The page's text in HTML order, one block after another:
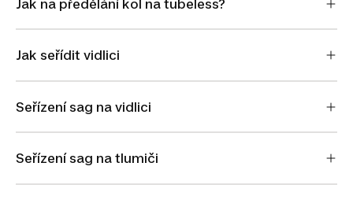
Jak na předělání kol na tubeless?
Jak seřídit vidlici
Seřízení sag na vidlici
Seřízení sag na tlumiči